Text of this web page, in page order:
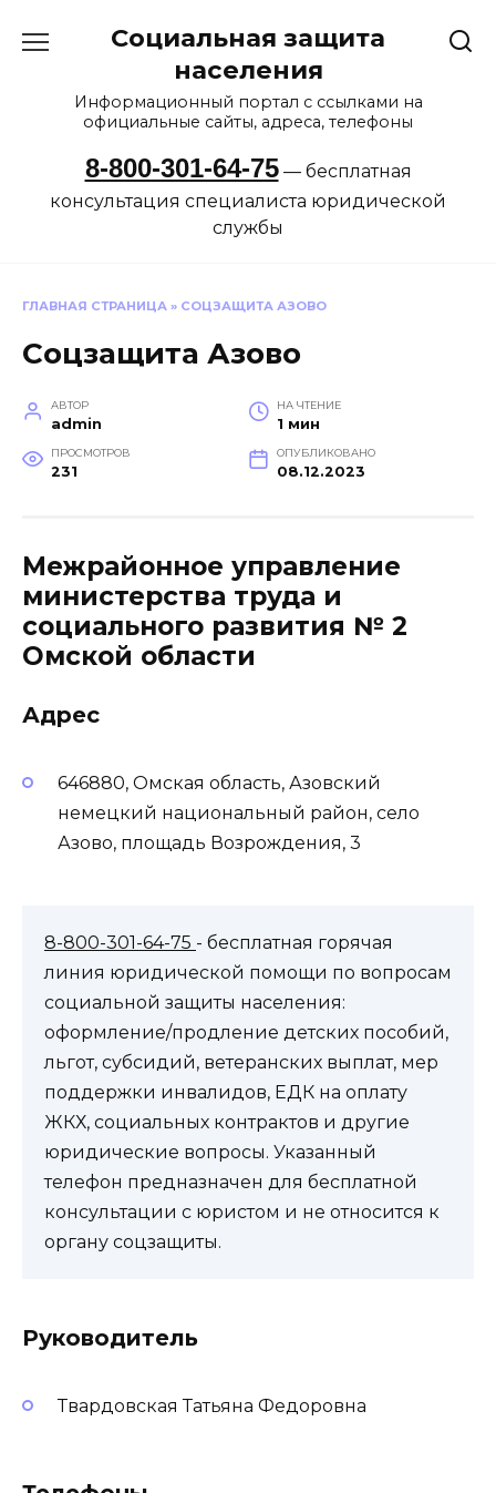
Социальная защита
населения
Информационный портал с ссылками на
официальные сайты, адреса, телефоны
8-800-301-64-75— бесплатная
консультация специалиста юридической
службы
ГЛАВНАЯ СТРАНИЦА » СОЦЗАЩИТА АЗОВО
Соцзащита Азово
АВТОР
admin
НА ЧТЕНИЕ
1 мин
ПРОСМОТРОВ
231
ОПУБЛИКОВАНО
08.12.2023
Межрайонное управление
министерства труда и
социального развития № 2
Омской области
Адрес
646880, Омская область, Азовский
немецкий национальный район, село
Азово, площадь Возрождения, 3
8-800-301-64-75 - бесплатная горячая
линия юридической помощи по вопросам
социальной защиты населения:
оформление/продление детских пособий,
льгот, субсидий, ветеранских выплат, мер
поддержки инвалидов, ЕДК на оплату
ЖКХ, социальных контрактов и другие
юридические вопросы. Указанный
телефон предназначен для бесплатной
консультации с юристом и не относится к
органу соцзащиты.
Руководитель
Твардовская Татьяна Федоровна